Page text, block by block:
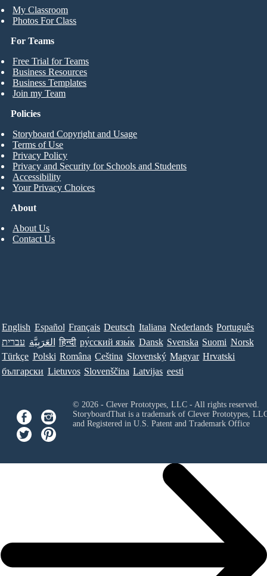
My Classroom
Photos For Class
For Teams
Free Trial for Teams
Business Resources
Business Templates
Join my Team
About
About Us
Contact Us
Policies
Storyboard Copyright and Usage
Terms of Use
Privacy Policy
Privacy and Security for Schools and Students
Accessibility
Your Privacy Choices
English Español Français Deutsch Italiana Nederlands Português
עברית العَرَبِيَّة हिन्दी ру́сский язы́к Dansk Svenska Suomi Norsk
Türkçe Polski Româna Ceština Slovenský Magyar Hrvatski
български Lietuvos Slovenščina Latvijas eesti
© 2026 - Clever Prototypes, LLC - All rights reserved.
StoryboardThat is a trademark of Clever Prototypes,
and Registered in U.S. Patent and Trademark Office